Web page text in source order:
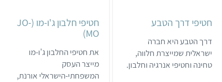
חטיפי דרך הטבע
דרך הטבע היא חברה
ישראלית שמייצרת חלווה,
טחינה וחטיפי אנרגיה וחלבון.
חטיפי חלבון ג'ו-מו (JO-
MO)
את חטיפי החלבון ג'ו-מו
מייצר העסק
המשפחתי-הישראלי אורנת,